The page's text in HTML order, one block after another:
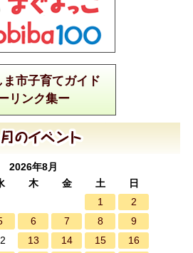
ま市子育てガイド
リンク集ー
2026年8月
木 金 土
日
1
2
6 7 8
9
13 14 15
16